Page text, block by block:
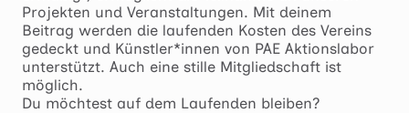
Projekten und Veranstaltungen. Mit deinem
Beitrag werden die laufenden Kosten des Vereins
gedeckt und Künstler*innen von PAE Aktionslabor
unterstützt. Auch eine stille Mitgliedschaft ist
möglich.
Du möchtest auf dem Laufenden bleiben?